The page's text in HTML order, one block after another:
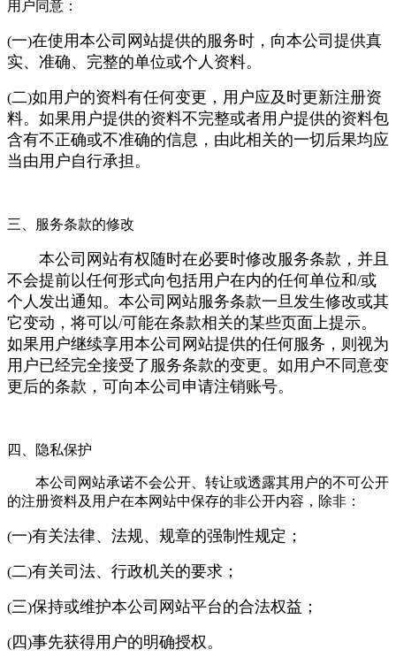
用户同意：
(一)在使用本公司网站提供的服务时，向本公司提供真
实、准确、完整的单位或个人资料。
(二)如用户的资料有任何变更，用户应及时更新注册资
料。如果用户提供的资料不完整或者用户提供的资料包
含有不正确或不准确的信息，由此相关的一切后果均应
当由用户自行承担。
三、服务条款的修改
本公司网站有权随时在必要时修改服务条款，并且
不会提前以任何形式向包括用户在内的任何单位和/或
个人发出通知。本公司网站服务条款一旦发生修改或其
它变动，将可以/可能在条款相关的某些页面上提示。
如果用户继续享用本公司网站提供的任何服务，则视为
用户已经完全接受了服务条款的变更。如用户不同意变
更后的条款，可向本公司申请注销账号。
四、隐私保护
本公司网站承诺不会公开、转让或透露其用户的不可公开
的注册资料及用户在本网站中保存的非公开内容，除非：
(一)有关法律、法规、规章的强制性规定；
(二)有关司法、行政机关的要求；
(三)保持或维护本公司网站平台的合法权益；
(四)事先获得用户的明确授权。